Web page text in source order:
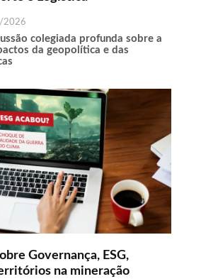
2026
colegiada profunda sobre a
da geopolítica e das
Governança, ESG,
na mineração